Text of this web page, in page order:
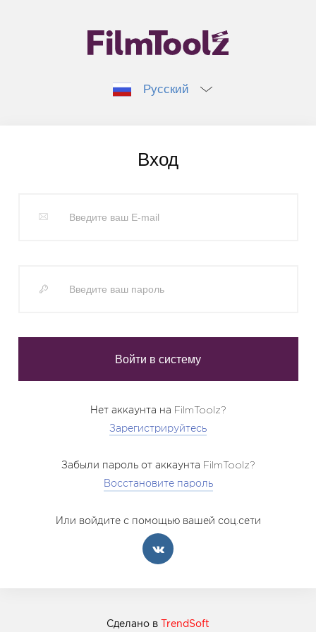
Русский
Вход
Нет аккаунта на FilmToolz?
Зарегистрируйтесь
Забыли пароль от аккаунта FilmToolz?
Восстановите пароль
Или войдите с помощью вашей соц.сети
Сделано в TrendSoft